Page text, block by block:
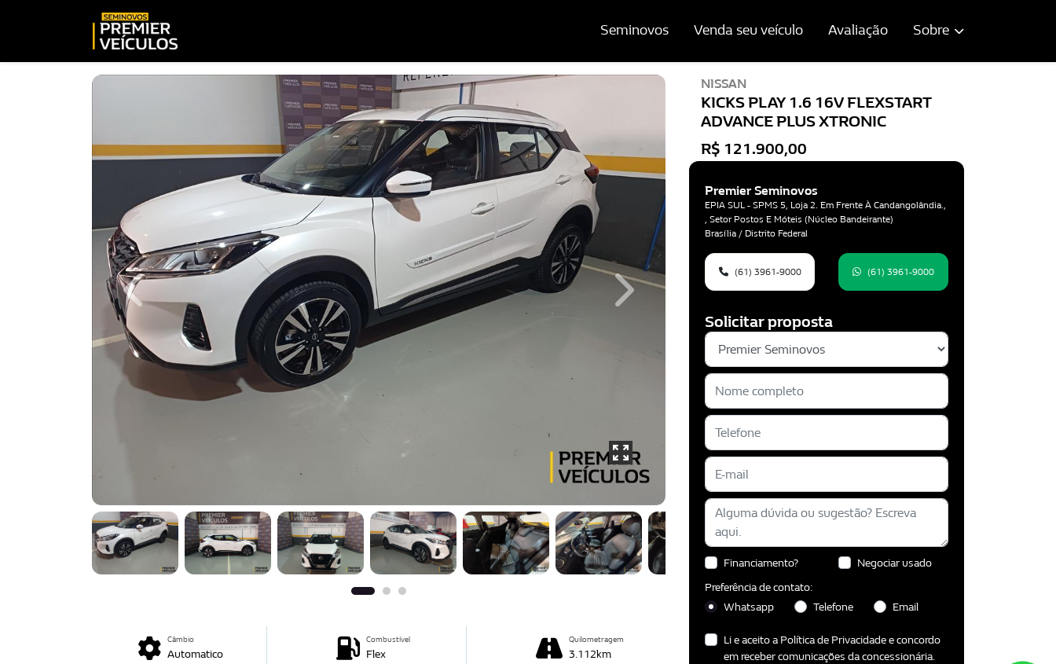
Seminovos Venda seu veículo Avaliação Sobre
NISSAN
KICKS PLAY 1.6 16V FLEXSTART
ADVANCE PLUS XTRONIC
R$ 121.900,00
Premier Seminovos
EPIA SUL - SPMS 5, Loja 2. Em Frente À Candangolândia.,
, Setor Postos E Móteis (Núcleo Bandeirante)
Brasília / Distrito Federal
(61) 3961-9000 (61) 3961-9000
Solicitar proposta
Financiamento?
Negociar usado
Preferência de contato:
Whatsapp
Telefone Email
Li e aceito aPolítica de Privacidadee concordo
em receber comunicações da concessionária.
Previous Next
Câmbio
Automatico
Combustível
Flex
Quilometragem
3.112km